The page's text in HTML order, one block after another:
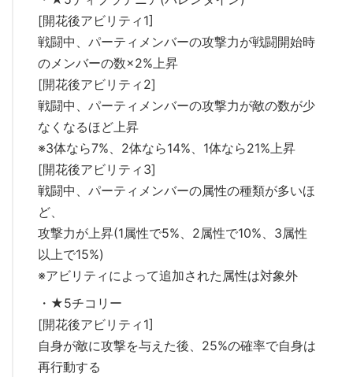
[開花後アビリティ1]
戦闘中、パーティメンバーの攻撃力が戦闘開始時
のメンバーの数×2%上昇
[開花後アビリティ2]
戦闘中、パーティメンバーの攻撃力が敵の数が少
なくなるほど上昇
※3体なら7%、2体なら14%、1体なら21%上昇
[開花後アビリティ3]
戦闘中、パーティメンバーの属性の種類が多いほ
ど、
攻撃力が上昇(1属性で5%、2属性で10%、3属性
以上で15%)
※アビリティによって追加された属性は対象外
・★5チコリー
[開花後アビリティ1]
自身が敵に攻撃を与えた後、25%の確率で自身は
再行動する